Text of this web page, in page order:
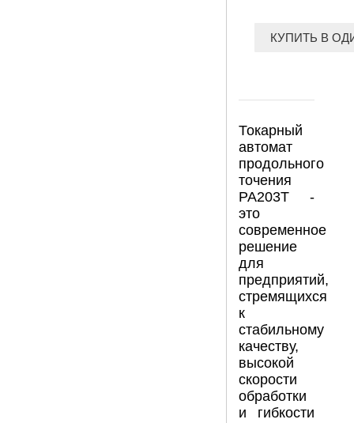
КУПИТЬ В
Токарный
автомат
продольного
точения
PA203T -
это
современное
решение
для
предприятий,
стремящихся
к
стабильному
качеству,
высокой
скорости
обработки
и гибкости